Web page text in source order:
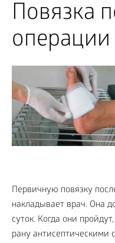
Повязка
операции
Первичную повязку
накладывает врач. Она
суток. Когда они
рану антисептическими